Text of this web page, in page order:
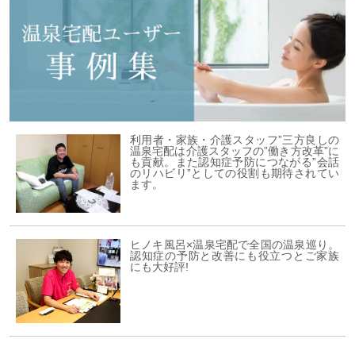
利用者・家族・介護スタッフ”三方良しの
温泉宅配は介護スタッフの”働き方改革”に
も貢献。また認知症予防につながる”会話
のリハビリ”としての役割も期待されてい
ます。
ヒノキ風呂×温泉宅配で全国の温泉巡り。
認知症の予防と改善にも役立つとご家族
にも大好評!